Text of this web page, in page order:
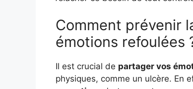
Comment prévenir
émotions refoulées
Il est crucial de partager vos
physiques, comme un ulcère. En